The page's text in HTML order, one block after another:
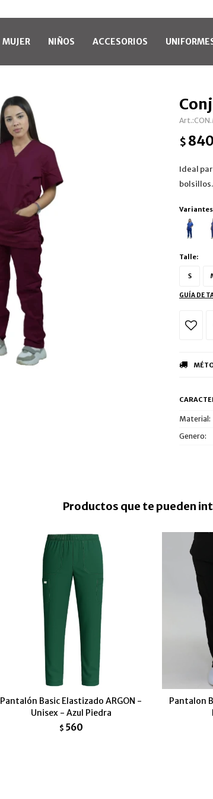
MUJER NIÑOS ACCESORIOS
$ 840
Ideal
bolsillos.
Talle:
S
GUÍA DE
Material
Genero
Productos que te pueden
Pantalón Basic Elastizado ARGON -
Unisex - Azul Piedra
$ 560
Pantalon